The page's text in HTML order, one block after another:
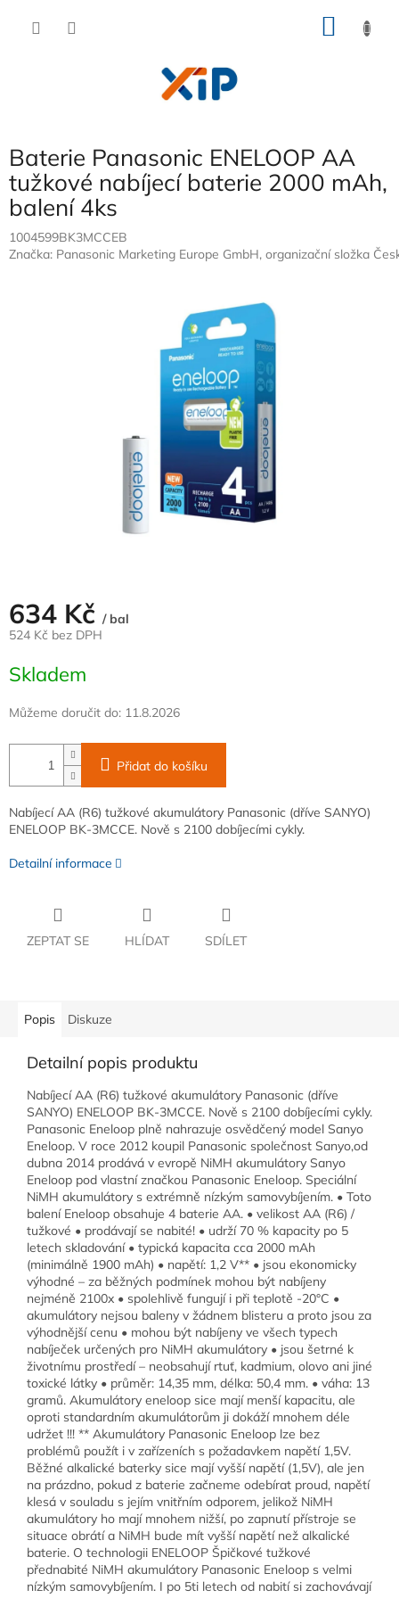
Baterie Panasonic ENELOOP AA
tužkové nabíjecí baterie 2000 mAh,
balení 4ks
1004599BK3MCCEB
Značka: Panasonic Marketing Europe GmbH, organizační složka
634 Kč / bal
524 Kč bez DPH
cena:
Skladem
Můžeme doručit do: 11.8.2026
Přidat do košíku
Nabíjecí AA (R6) tužkové akumulátory Panasonic (dříve SANYO)
ENELOOP BK-3MCCE. Nově s 2100 dobíjecími cykly.
Detailní informace
ZEPTAT SE HLÍDAT SDÍLET
Popis Diskuze
Detailní popis produktu
Nabíjecí AA (R6) tužkové akumulátory Panasonic (dříve
SANYO) ENELOOP BK-3MCCE. Nově s 2100 dobíjecími cykly.
Panasonic Eneloop plně nahrazuje osvědčený model Sanyo
Eneloop. V roce 2012 koupil Panasonic společnost Sanyo,od
dubna 2014 prodává v evropě NiMH akumulátory Sanyo
Eneloop pod vlastní značkou Panasonic Eneloop. Speciální
NiMH akumulátory s extrémně nízkým samovybíjením. • Toto
balení Eneloop obsahuje 4 baterie AA. • velikost AA (R6) /
tužkové • prodávají se nabité! • udrží 70 % kapacity po 5
letech skladování • typická kapacita cca 2000 mAh
(minimálně 1900 mAh) • napětí: 1,2 V** • jsou ekonomicky
výhodné – za běžných podmínek mohou být nabíjeny
nejméně 2100x • spolehlivě fungují i při teplotě -20°C •
akumulátory nejsou baleny v žádnem blisteru a proto jsou za
výhodnější cenu • mohou být nabíjeny ve všech typech
nabíječek určených pro NiMH akumulátory • jsou šetrné k
životnímu prostředí – neobsahují rtuť, kadmium, olovo ani jiné
toxické látky • průměr: 14,35 mm, délka: 50,4 mm. • váha: 13
gramů. Akumulátory eneloop sice mají menší kapacitu, ale
oproti standardním akumulátorům ji dokáží mnohem déle
udržet !!! ** Akumulátory Panasonic Eneloop lze bez
problémů použít i v zařízeních s požadavkem napětí 1,5V.
Běžné alkalické baterky sice mají vyšší napětí (1,5V), ale jen
na prázdno, pokud z baterie začneme odebírat proud, napětí
klesá v souladu s jejím vnitřním odporem, jelikož NiMH
akumulátory ho mají mnohem nižší, po zapnutí přístroje se
situace obrátí a NiMH bude mít vyšší napětí než alkalické
baterie. O technologii ENELOOP Špičkové tužkové
přednabité NiMH akumulátory Panasonic Eneloop s velmi
nízkým samovybíjením. I po 5ti letech od nabití si zachovávají